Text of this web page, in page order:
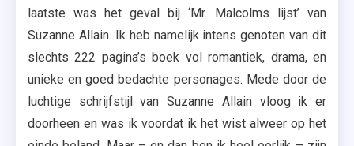
laatste was het geval bij ‘Mr. Malcolms lijst’ van
Suzanne Allain. Ik heb namelijk intens genoten van dit
slechts 222 pagina’s boek vol romantiek, drama, en
unieke en goed bedachte personages. Mede door de
luchtige schrijfstijl van Suzanne Allain vloog ik er
doorheen en was ik voordat ik het wist alweer op het